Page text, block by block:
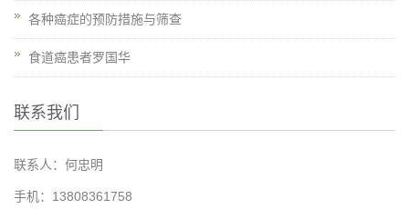
各种癌症的预防措施与筛查
食道癌患者罗国华
联系我们
联系人：何忠明
手机：13808361758